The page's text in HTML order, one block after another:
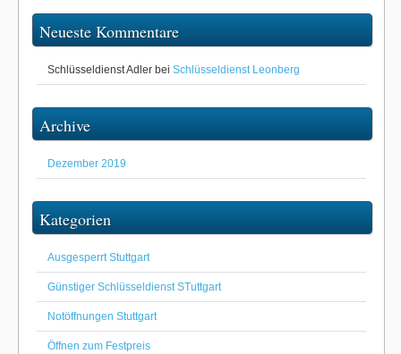
Neueste Kommentare
Schlüsseldienst Adler bei Schlüsseldienst Leonberg
Archive
Dezember 2019
Kategorien
Ausgesperrt Stuttgart
Günstiger Schlüsseldienst STuttgart
Notöffnungen Stuttgart
Öffnen zum Festpreis